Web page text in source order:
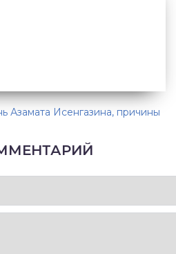
Азамата Исенгазина, причины